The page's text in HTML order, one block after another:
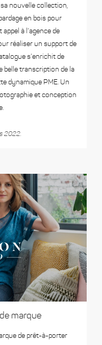
nouvelle collection,
en bois pour
à l’agence de
réaliser un support de
s’enrichit de
belle transcription de la
dynamique PME. Un
et conception
2022.
marque
de prêt-à-porter